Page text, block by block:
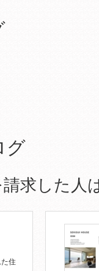
グ
求した人
住